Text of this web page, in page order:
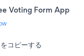
Voting Form App
コピーする